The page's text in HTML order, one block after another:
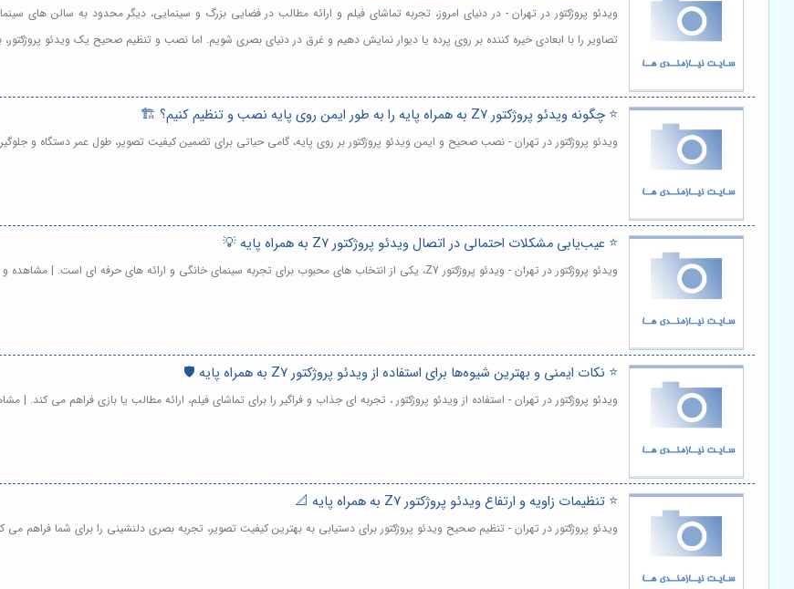
ویدئو پروژکتور در تهران - در دنیای امروز، تجربه تماشای فیلم و ارائه مطالب در فضایی بزرگ و سینمایی، دیگر محدود به سالن های
تصاویر را با ابعادی خیره کننده بر روی پرده یا دیوار نمایش دهیم و غرق در دنیای بصری شویم. اما نصب و تنظیم صحیح یک ویدئو
⭐️ چگونه ویدئو پروژکتور Z7 به همراه پایه را به طور ایمن روی پایه نصب و تنظیم کنیم؟ 🏗️
ویدئو پروژکتور در تهران - نصب صحیح و ایمن ویدئو پروژکتور بر روی پایه، گامی حیاتی برای تضمین کیفیت تصویر، طول عمر دستگاه و
⭐️ عیب‌یابی مشکلات احتمالی در اتصال ویدئو پروژکتور Z7 به همراه پایه 💡
ویدئو پروژکتور در تهران - ویدئو پروژکتور Z7، یکی از انتخاب های محبوب برای تجربه سینمای خانگی و ارائه های حرفه ای است. | مشاهده و خرید
⭐️ نکات ایمنی و بهترین شیوه‌ها برای استفاده از ویدئو پروژکتور Z7 به همراه پایه 🛡️
ویدئو پروژکتور در تهران - استفاده از ویدئو پروژکتور ، تجربه ای جذاب و فراگیر را برای تماشای فیلم، ارائه مطالب یا بازی فراهم می کند. |
⭐️ تنظیمات زاویه و ارتفاع ویدئو پروژکتور Z7 به همراه پایه 📐
ویدئو پروژکتور در تهران - تنظیم صحیح ویدئو پروژکتور برای دستیابی به بهترین کیفیت تصویر، تجربه بصری دلنشینی را برای شما فراهم